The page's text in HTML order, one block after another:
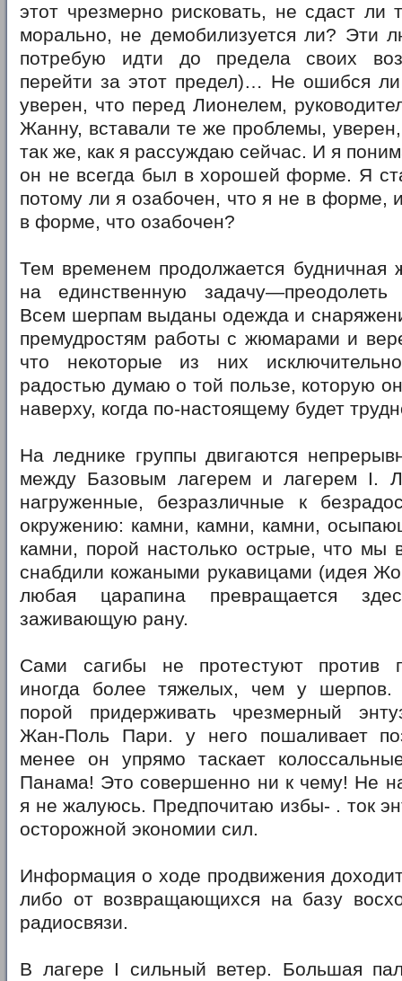
этот чрезмерно рисковать, не сдаст ли
морально, не демобилизуется ли? Эти
потребую идти до предела своих
перейти за этот предел)… Не ошибся
уверен, что перед Лионелем,
Жанну, вставали те же проблемы,
так же, как я рассуждаю сейчас. И я
он не всегда был в хорошей форме. Я
потому ли я озабочен, что я не в форме,
в форме, что озабочен?
Тем временем продолжается будничная
на единственную
Всем шерпам выданы одежда и
премудростям работы с жюмарами и
что некоторые из них
радостью думаю о той пользе, которую
наверху, когда по-настоящему будет
На леднике группы двигаются
между Базовым лагерем и лагерем I.
нагруженные, безразличные к
окружению: камни, камни, камни,
камни, порой настолько острые, что мы
снабдили кожаными рукавицами (идея
любая царапина превращается
заживающую рану.
Сами сагибы не протестуют против
иногда более тяжелых, чем у шерпов.
порой придерживать чрезмерный
Жан-Поль Пари. у него пошаливает
менее он упрямо таскает
Панама! Это совершенно ни к чему! Не
я не жалуюсь. Предпочитаю избы- . ток
осторожной экономии сил.
Информация о ходе продвижения
либо от возвращающихся на базу
радиосвязи.
В лагере I сильный ветер. Большая